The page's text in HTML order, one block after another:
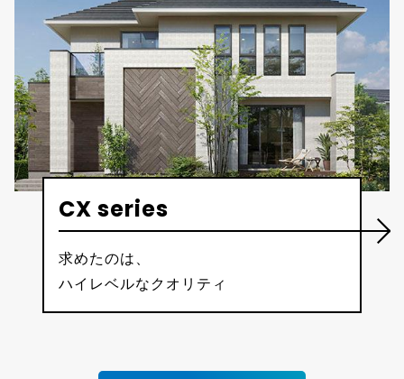
CX series
求めたのは、
ハイレベルなクオリティ